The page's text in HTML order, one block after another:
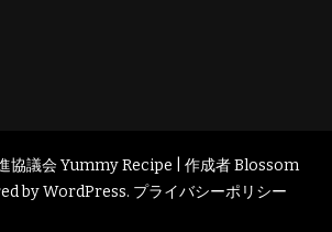
協議会 Yummy Recipe | 作成者Blossom
byWordPress. プライバシーポリシー